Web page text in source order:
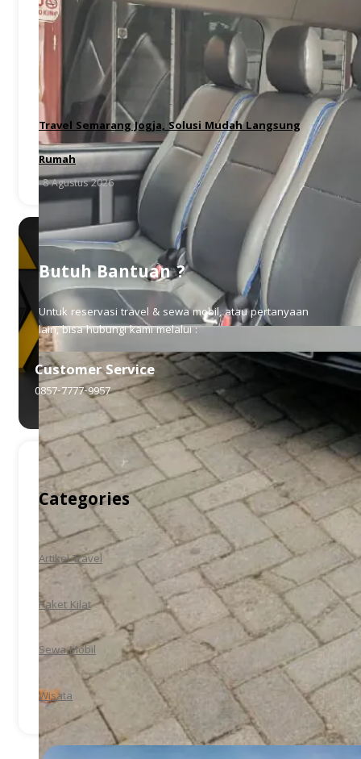
Travel Semarang Jogja, Solusi Mudah Langsung
Rumah
8 Agustus 2026
Butuh Bantuan ?
Untuk reservasi travel & sewa mobil, atau pertanyaan
lain, bisa hubungi kami melalui :
Customer Service
0857-7777-9957
Categories
Artikel Travel
Paket Kilat
Sewa Mobil
Wisata